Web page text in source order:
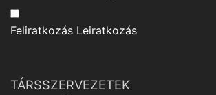
Feliratkozás Leiratkozás
TÁRSSZERVEZETEK